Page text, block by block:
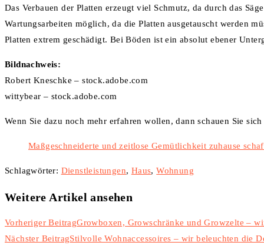
Das Verbauen der Platten erzeugt viel Schmutz, da durch das
Wartungsarbeiten möglich, da die Platten ausgetauscht werden
Platten extrem geschädigt. Bei Böden ist ein absolut ebener
Bildnachweis:
Robert Kneschke – stock.adobe.com
wittybear – stock.adobe.com
Wenn Sie dazu noch mehr erfahren wollen, dann schauen Sie
Maßgeschneiderte und zeitlose Gemütlichkeit zuhause
Schlagwörter: Dienstleistungen, Haus, Wohnung
Weitere Artikel ansehen
Vorheriger BeitragGrowboxen, Growschränke und Growzelte –
Nächster BeitragStilvolle Wohnaccessoires – wir beleuchten die